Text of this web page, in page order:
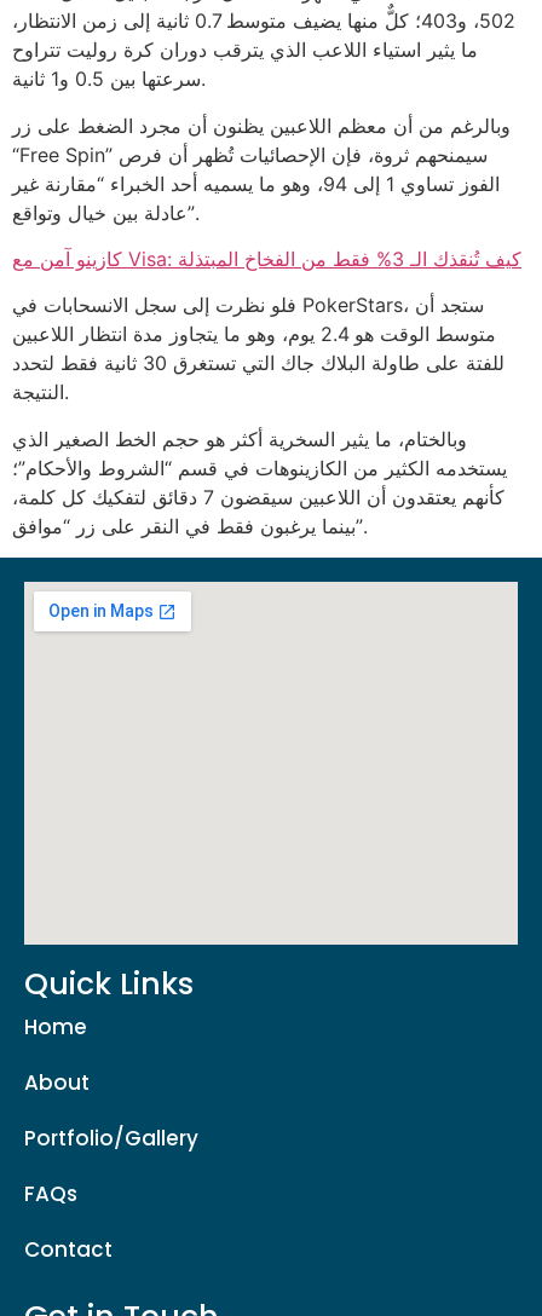
502، و403؛ كلٌّ منها يضيف متوسط 0.7 ثانية إلى زمن الانتظار،
ما يثير استياء اللاعب الذي يترقب دوران كرة روليت تتراوح
سرعتها بين 0.5 و1 ثانية.
وبالرغم من أن معظم اللاعبين يظنون أن مجرد الضغط على زر
“Free Spin” سيمنحهم ثروة، فإن الإحصائيات تُظهر أن فرص
الفوز تساوي 1 إلى 94، وهو ما يسميه أحد الخبراء “مقارنة غير
عادلة بين خيال وتواقع”.
كازينو آمن مع Visa: كيف تُنقذك الـ 3% فقط من الفخاخ المبتذلة
فلو نظرت إلى سجل الانسحابات في PokerStars، ستجد أن
متوسط الوقت هو 2.4 يوم، وهو ما يتجاوز مدة انتظار اللاعبين
للفتة على طاولة البلاك جاك التي تستغرق 30 ثانية فقط لتحدد
النتيجة.
وبالختام، ما يثير السخرية أكثر هو حجم الخط الصغير الذي
يستخدمه الكثير من الكازينوهات في قسم “الشروط والأحكام”؛
كأنهم يعتقدون أن اللاعبين سيقضون 7 دقائق لتفكيك كل كلمة،
بينما يرغبون فقط في النقر على زر “موافق”.
Quick Links
Home
About
Portfolio/Gallery
FAQs
Contact